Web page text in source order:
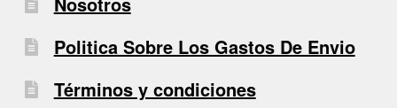
Politica Sobre Los Gastos De Envio
Términos y condiciones